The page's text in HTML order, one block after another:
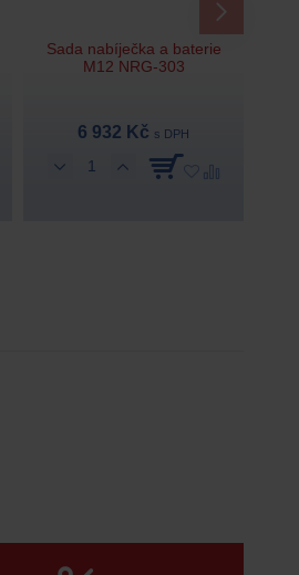
Sada nabíječka a baterie
M12 NRG-303
6 932 Kč s DPH